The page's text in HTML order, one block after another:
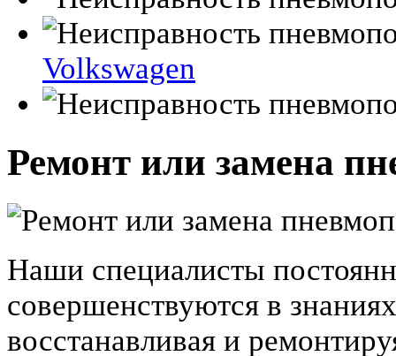
Volkswagen
Ремонт или замена
Наши специалисты
совершенствуются в
восстанавливая и